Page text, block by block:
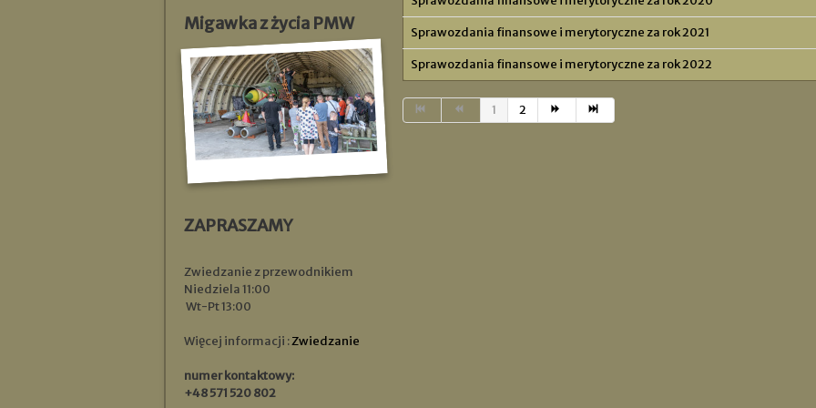
Migawka z życia PMW
ZAPRASZAMY
Zwiedzanie z przewodnikiem
Niedziela 11:00
Wt-Pt 13:00
Więcej informacji :Zwiedzanie
numer kontaktowy:
+48 571 520 802
Sprawozdania finansowe i merytoryczne za rok 2021
Sprawozdania finansowe i merytoryczne za rok 2022
1 2